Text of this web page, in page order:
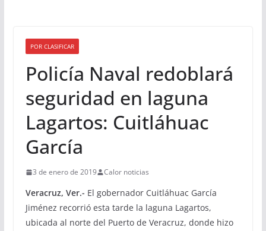
POR CLASIFICAR
Policía Naval redoblará
seguridad en laguna
Lagartos: Cuitláhuac
García
3 de enero de 2019 Calor noticias
Veracruz, Ver.- El gobernador Cuitláhuac García
Jiménez recorrió esta tarde la laguna Lagartos,
ubicada al norte del Puerto de Veracruz, donde hizo